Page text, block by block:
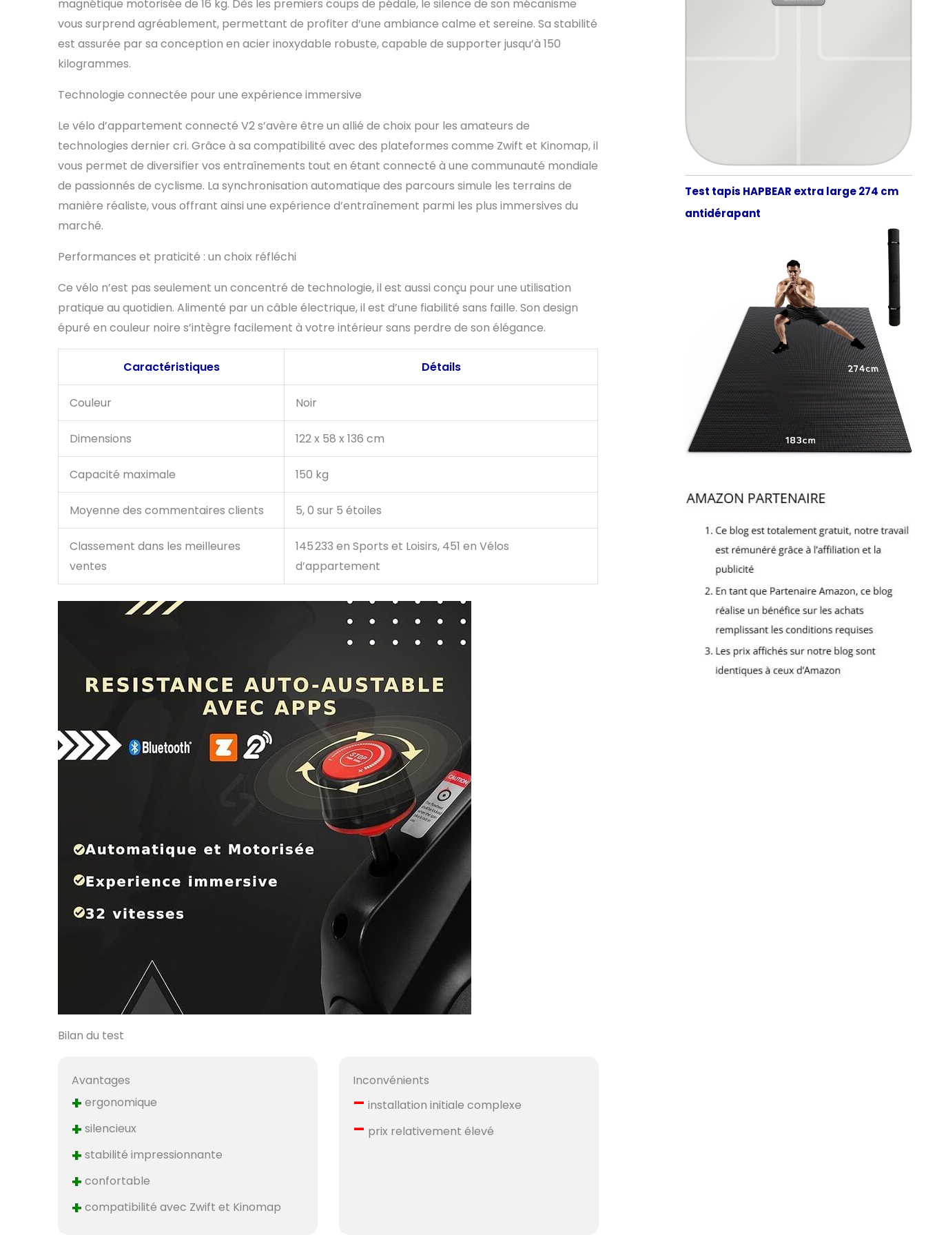
pédalez sans déranger. Sa structure en acier offre une stabilité à
toute épreuve même en utilisation intensive. Avec 122 cm de
long, 58 cm de large et 136 cm de haut il occupe moins de place
𝐒𝐔𝐏𝐏𝐎𝐑𝐓 𝐅𝐑𝐀𝐍Ç𝐀𝐈𝐒 : Après nous avoir mis à l'épreuve, de
nombreux hôtels prestigieux ont choisi Onesprint pour le confort,
d'utilisation et de montage en français, une question, besoin
d'aide, notre équipe aura plaisir à vous assister ! Rejoignez notre
communauté de sportifs exigeants, rejoignez Onesprint !
magnétique motorisée de 16 kg. Dès les premiers coups de pédale, le silence de son mécanisme
vous surprend agréablement, permettant de profiter d’une ambiance calme et sereine. Sa stabilité
est assurée par sa conception en acier inoxydable robuste, capable de supporter jusqu’à 150
kilogrammes.
Technologie connectée pour une expérience immersive
Le vélo d’appartement connecté V2 s’avère être un allié de choix pour les amateurs de
technologies dernier cri. Grâce à sa compatibilité avec des plateformes comme Zwift et Kinomap, il
vous permet de diversifier vos entraînements tout en étant connecté à une communauté mondiale
de passionnés de cyclisme. La synchronisation automatique des parcours simule les terrains de
manière réaliste, vous offrant ainsi une expérience d’entraînement parmi les plus immersives du
marché.
Performances et praticité : un choix réfléchi
Ce vélo n’est pas seulement un concentré de technologie, il est aussi conçu pour une utilisation
pratique au quotidien. Alimenté par un câble électrique, il est d’une fiabilité sans faille. Son design
épuré en couleur noire s’intègre facilement à votre intérieur sans perdre de son élégance.
Caractéristiques Détails
Couleur Noir
Dimensions 122 x 58 x 136 cm
Capacité maximale 150 kg
Moyenne des commentaires clients 5, 0 sur 5 étoiles
Classement dans les meilleures
ventes
145 233 en Sports et Loisirs, 451 en Vélos
d’appartement
Bilan du test
Avantages
+ ergonomique
+ silencieux
+ stabilité impressionnante
+ confortable
+ compatibilité avec Zwift et Kinomap
Inconvénients
– installation initiale complexe
– prix relativement élevé
Test tapis HAPBEAR extra large 274 cm
antidérapant